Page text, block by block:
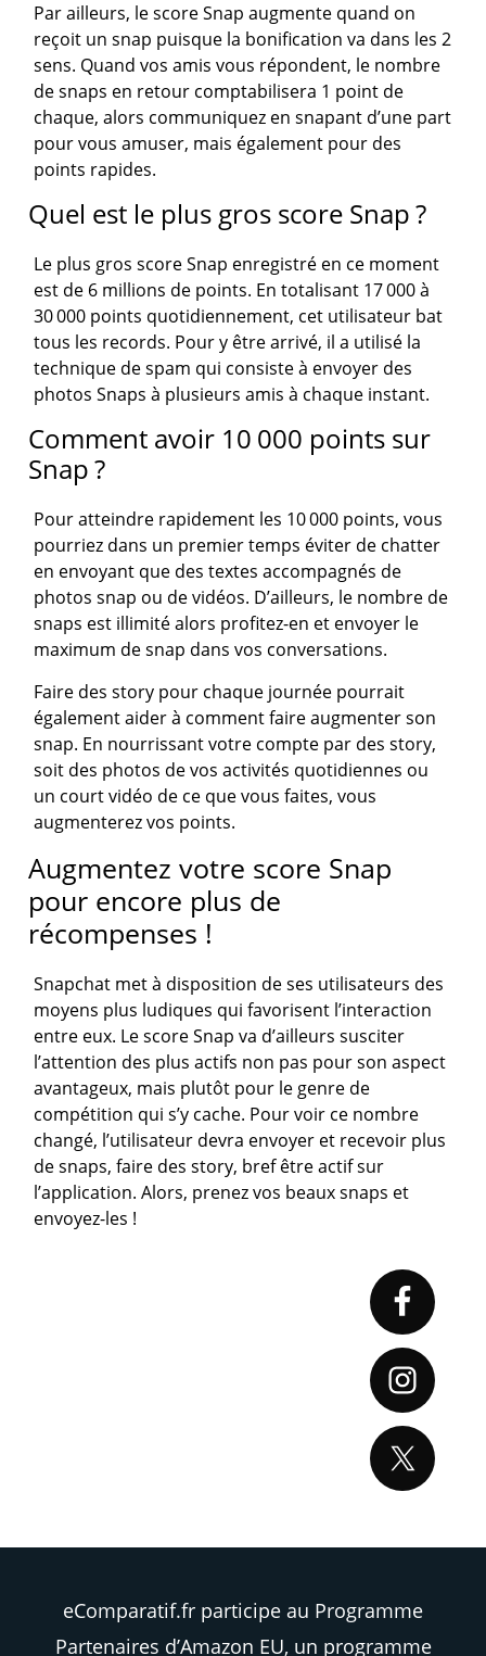
Par ailleurs, le score Snap augmente quand on
reçoit un snap puisque la bonification va dans les 2
sens. Quand vos amis vous répondent, le nombre
de snaps en retour comptabilisera 1 point de
chaque, alors communiquez en snapant d’une part
pour vous amuser, mais également pour des
points rapides.
Quel est le plus gros score Snap ?
Le plus gros score Snap enregistré en ce moment
est de 6 millions de points. En totalisant 17 000 à
30 000 points quotidiennement, cet utilisateur bat
tous les records. Pour y être arrivé, il a utilisé la
technique de spam qui consiste à envoyer des
photos Snaps à plusieurs amis à chaque instant.
Comment avoir 10 000 points sur
Snap ?
Pour atteindre rapidement les 10 000 points, vous
pourriez dans un premier temps éviter de chatter
en envoyant que des textes accompagnés de
photos snap ou de vidéos. D’ailleurs, le nombre de
snaps est illimité alors profitez-en et envoyer le
maximum de snap dans vos conversations.
Faire des story pour chaque journée pourrait
également aider à comment faire augmenter son
snap. En nourrissant votre compte par des story,
soit des photos de vos activités quotidiennes ou
un court vidéo de ce que vous faites, vous
augmenterez vos points.
Augmentez votre score Snap
pour encore plus de
récompenses !
Snapchat met à disposition de ses utilisateurs des
moyens plus ludiques qui favorisent l’interaction
entre eux. Le score Snap va d’ailleurs susciter
l’attention des plus actifs non pas pour son aspect
avantageux, mais plutôt pour le genre de
compétition qui s’y cache. Pour voir ce nombre
changé, l’utilisateur devra envoyer et recevoir plus
de snaps, faire des story, bref être actif sur
l’application. Alors, prenez vos beaux snaps et
envoyez-les !
Primary
Sidebar
eComparatif.fr participe au Programme
Partenaires d’Amazon EU, un programme